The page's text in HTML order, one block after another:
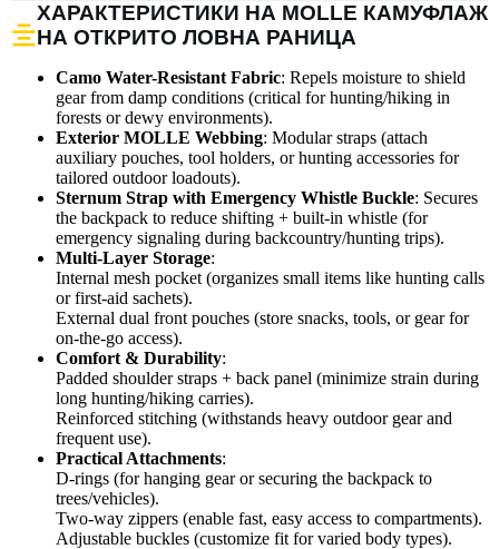
ХАРАКТЕРИСТИКИ НА MOLLE КАМУФЛАЖ
НА ОТКРИТО ЛОВНА РАНИЦА
Camo Water-Resistant Fabric: Repels moisture to shield
gear from damp conditions (critical for hunting/hiking in
forests or dewy environments).
Exterior MOLLE Webbing: Modular straps (attach
auxiliary pouches, tool holders, or hunting accessories for
tailored outdoor loadouts).
Sternum Strap with Emergency Whistle Buckle: Secures
the backpack to reduce shifting + built-in whistle (for
emergency signaling during backcountry/hunting trips).
Multi-Layer Storage:
Internal mesh pocket (organizes small items like hunting calls
or first-aid sachets).
External dual front pouches (store snacks, tools, or gear for
on-the-go access).
Comfort & Durability:
Padded shoulder straps + back panel (minimize strain during
long hunting/hiking carries).
Reinforced stitching (withstands heavy outdoor gear and
frequent use).
Practical Attachments:
D-rings (for hanging gear or securing the backpack to
trees/vehicles).
Two-way zippers (enable fast, easy access to compartments).
Adjustable buckles (customize fit for varied body types).